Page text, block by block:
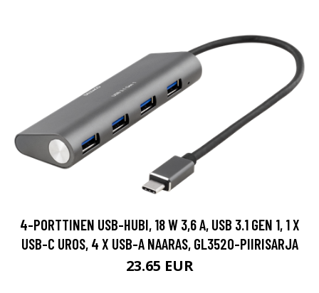
4-PORTTINEN USB-HUBI, 18 W 3,6 A, USB 3.1 GEN 1, 1 X
USB-C UROS, 4 X USB-A NAARAS, GL3520-PIIRISARJA
23.65 EUR